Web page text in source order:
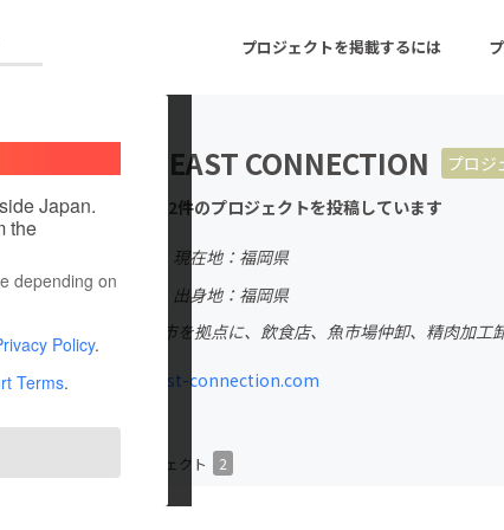
プロジェクトを掲載するには
クト 注目のリターン 注目の新着プロジェクト
音楽
・ガジェット
ゲーム・サービス開発
書籍・雑誌出版
業
地域活性化
Japan.
the
depending on
Policy.
Terms.
POWER EAST CONNECTION
プロジ
これまでに2件のプロジェクトを投稿しています
現在地：福岡県
出身国：日本
出身地：福岡県
福岡県久留米市を拠点に、飲食店、魚市場仲卸、精肉加
power-east-connection.com
プロジェクト 2